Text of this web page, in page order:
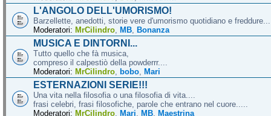
L'ANGOLO DELL'UMORISMO!
Barzellette, anedotti, storie vere d'umorismo quotidiano e
Moderatori: MrCilindro MB Bonanza
MUSICA E DINTORNI...
Tutto quello che fà musica,
compreso il calpestiò della powderrr....
Moderatori: MrCilindro bobo Mari
ESTERNAZIONI SERIE!!!
Una vita nella filosofia o una filosofia di vita....
frasi celebri, frasi filosofiche, parole che entrano nel cuore.....
Moderatori: MrCilindro Mari MB Maestrina